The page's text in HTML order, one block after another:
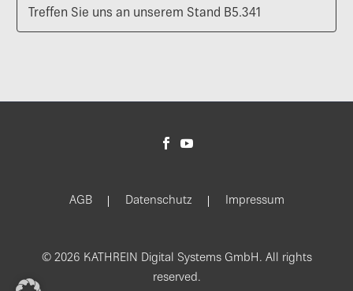
Treffen Sie uns an unserem Stand B5.341
AGB Datenschutz Impressum
© 2026 KATHREIN Digital Systems GmbH. All rights
reserved.